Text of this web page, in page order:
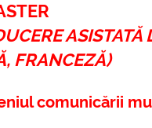
ASISTATĂ
FRANCEZĂ)
comunicării